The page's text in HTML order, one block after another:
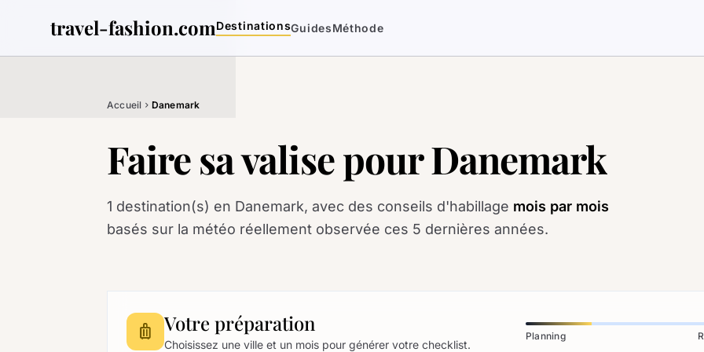
travel-fashion.comDestinationsGuidesMéthode
Accueil chevron_right Danemark
Faire sa valise pour Danemark
1 destination(s) en Danemark, avec des conseils d'habillage mois par mois
basés sur la météo réellement observée ces 5 dernières années.
luggage Votre préparation
Choisissez une ville et un mois pour générer votre checklist.
Planning